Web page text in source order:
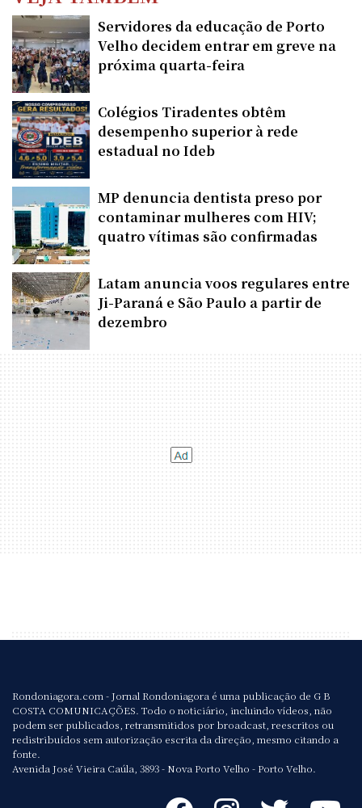
Servidores da educação de Porto
Velho decidem entrar em greve na
próxima quarta-feira
Colégios Tiradentes obtêm
desempenho superior à rede
estadual no Ideb
MP denuncia dentista preso por
contaminar mulheres com HIV;
quatro vítimas são confirmadas
Latam anuncia voos regulares entre
Ji-Paraná e São Paulo a partir de
dezembro
Rondoniagora.com - Jornal Rondoniagora é uma publicação de G B
COSTA COMUNICAÇÕES. Todo o noticiário, incluindo vídeos, não
podem ser publicados, retransmitidos por broadcast, reescritos ou
redistribuídos sem autorização escrita da direção, mesmo citando a
fonte.
Avenida José Vieira Caúla, 3893 - Nova Porto Velho - Porto Velho.